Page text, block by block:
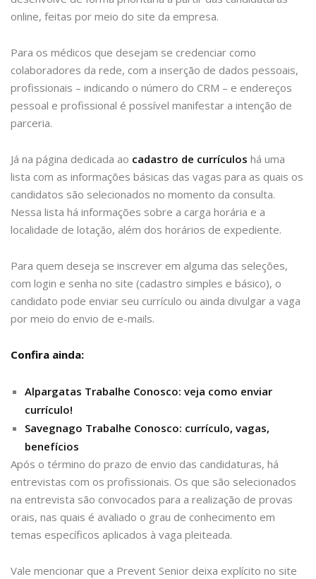
online, feitas por meio do site da empresa.
Para os médicos que desejam se credenciar como
colaboradores da rede, com a inserção de dados pessoais,
profissionais – indicando o número do CRM – e endereços
pessoal e profissional é possível manifestar a intenção de
parceria.
Já na página dedicada ao cadastro de currículos há uma
lista com as informações básicas das vagas para as quais os
candidatos são selecionados no momento da consulta.
Nessa lista há informações sobre a carga horária e a
localidade de lotação, além dos horários de expediente.
Para quem deseja se inscrever em alguma das seleções,
com login e senha no site (cadastro simples e básico), o
candidato pode enviar seu currículo ou ainda divulgar a vaga
por meio do envio de e-mails.
Confira ainda:
Alpargatas Trabalhe Conosco: veja como enviar
currículo!
Savegnago Trabalhe Conosco: currículo, vagas,
benefícios
Após o término do prazo de envio das candidaturas, há
entrevistas com os profissionais. Os que são selecionados
na entrevista são convocados para a realização de provas
orais, nas quais é avaliado o grau de conhecimento em
temas específicos aplicados à vaga pleiteada.
Vale mencionar que a Prevent Senior deixa explícito no site